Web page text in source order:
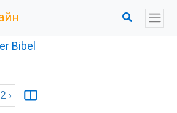
Bibel
2 ›